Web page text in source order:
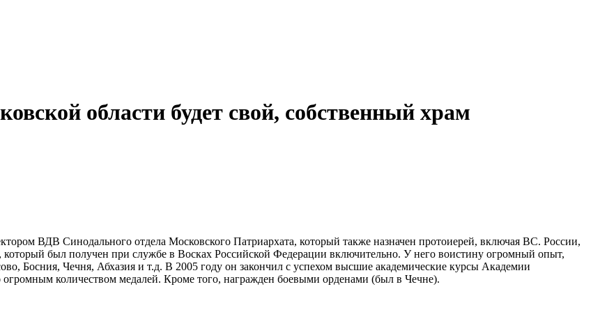
области будет свой, собственный храм
ВДВ Синодального отдела Московского Патриархата, который также назначен протоиерей, включая ВС. России,
был получен при службе в Восках Российской Федерации включительно. У него воистину огромный опыт,
Босния, Чечня, Абхазия и т.д. В 2005 году он закончил с успехом высшие академические курсы Академии
количеством медалей. Кроме того, награжден боевыми орденами (был в Чечне).